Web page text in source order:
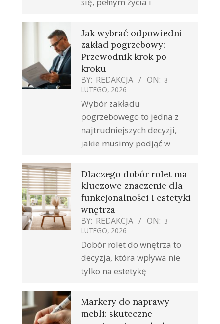
się, pełnym życia i
Jak wybrać odpowiedni
zakład pogrzebowy:
Przewodnik krok po
kroku
BY: REDAKCJA ON: 8
LUTEGO, 2026
Wybór zakładu
pogrzebowego to jedna z
najtrudniejszych decyzji,
jakie musimy podjąć w
Dlaczego dobór rolet ma
kluczowe znaczenie dla
funkcjonalności i estetyki
wnętrza
BY: REDAKCJA ON: 3
LUTEGO, 2026
Dobór rolet do wnętrza to
decyzja, która wpływa nie
tylko na estetykę
Markery do naprawy
mebli: skuteczne